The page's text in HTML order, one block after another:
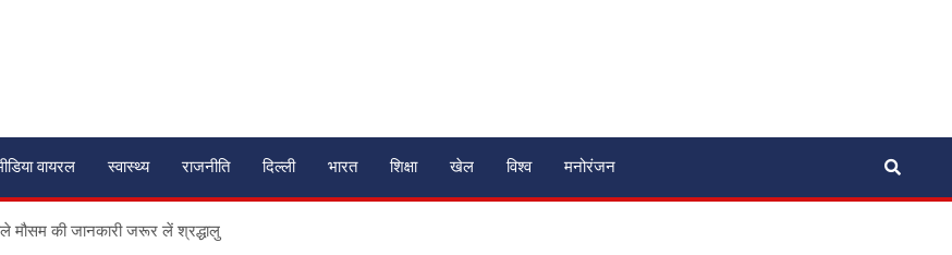
वायरल स्वास्थ्य राजनीति दिल्ली भारत शिक्षा खेल विश्व मनोरंजन
मौसम की जानकारी जरूर लें श्रद्धालु